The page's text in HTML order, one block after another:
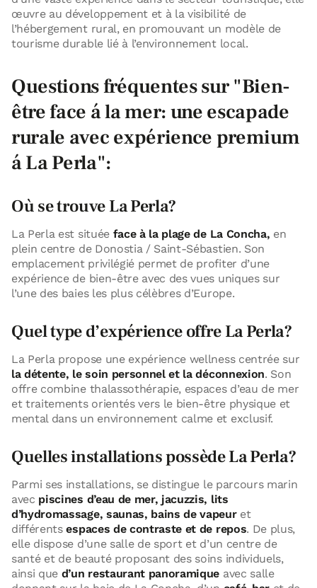
œuvre au développement et à la visibilité de
l’hébergement rural, en promouvant un modèle de
tourisme durable lié à l’environnement local.
Questions fréquentes sur"Bien-
être face á la mer: une escapade
rurale avec expérience premium
á La Perla":
Où se trouve La Perla?
La Perla est située face à la plage de La Concha, en
plein centre de Donostia / Saint-Sébastien. Son
emplacement privilégié permet de profiter d’une
expérience de bien-être avec des vues uniques sur
l’une des baies les plus célèbres d’Europe.
Quel type d’expérience offre La Perla?
La Perla propose une expérience wellness centrée sur
la détente, le soin personnel et la déconnexion. Son
offre combine thalassothérapie, espaces d’eau de mer
et traitements orientés vers le bien-être physique et
mental dans un environnement calme et exclusif.
Quelles installations possède La Perla?
Parmi ses installations, se distingue le parcours marin
avec piscines d’eau de mer, jacuzzis, lits
d’hydromassage, saunas, bains de vapeuret
différentsespaces de contraste et de repos. De plus,
elle dispose d’une salle de sport et d’un centre de
santé et de beauté proposant des soins individuels,
ainsi que d’un restaurant panoramique avec salle